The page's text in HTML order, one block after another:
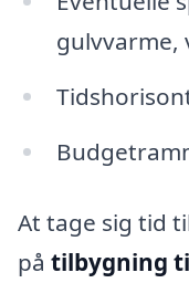
gulvvarme,
At tage sig tid
på tilbygning